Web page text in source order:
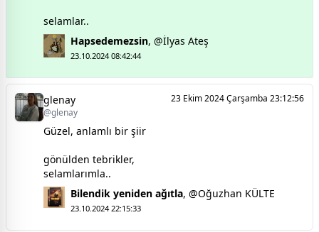
selamlar..
Hapsedemezsin, @İlyas Ateş
23.10.2024 08:42:44
glenay
@glenay
23 Ekim 2024 Çarşamba 23:12:56
Güzel, anlamlı bir şiir
gönülden tebrikler,
selamlarımla..
Bilendik yeniden ağıtla, @Oğuzhan KÜLTE
23.10.2024 22:15:33